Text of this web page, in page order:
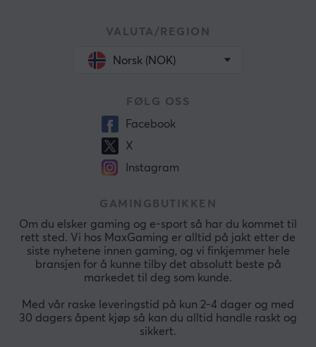
VALUTA/REGION
Norsk (NOK)
FØLG OSS
Facebook
X
Instagram
GAMINGBUTIKKEN
Om du elsker gaming og e-sport så har du kommet til
rett sted. Vi hos MaxGaming er alltid på jakt etter de
siste nyhetene innen gaming, og vi finkjemmer hele
bransjen for å kunne tilby det absolutt beste på
markedet til deg som kunde.
Med vår raske leveringstid på kun 2-4 dager og med
30 dagers åpent kjøp så kan du alltid handle raskt og
sikkert.